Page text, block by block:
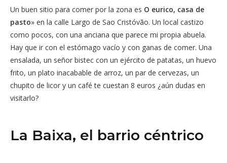
Un buen sitio para comer por la zona es O eurico, casa de
pasto» en la calle Largo de Sao Cristóvão. Un local castizo
como pocos, con una anciana que parece mi propia abuela.
Hay que ir con el estómago vacío y con ganas de comer. Una
ensalada, un señor bistec con un ejército de patatas, un huevo
frito, un plato inacabable de arroz, un par de cervezas, un
chupito de licor y un café te cuestan 8 euros ¿aún dudas en
visitarlo?
La Baixa, el barrio céntrico